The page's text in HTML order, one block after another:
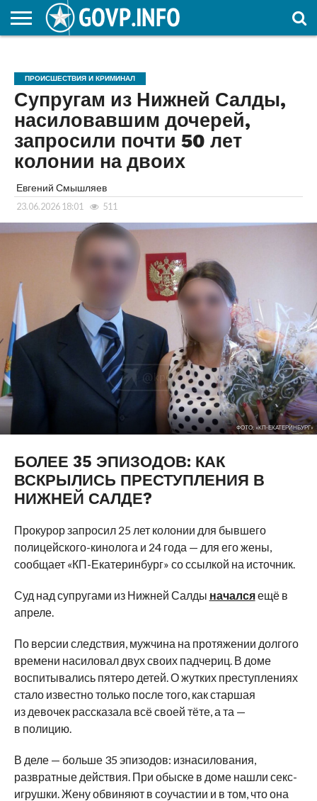
ОБРАЗОВАНИЕ
ПРОИСШЕСТВИЯ И КРИМИНАЛ
Супругам из Нижней Салды,
насиловавшим дочерей,
запросили почти 50 лет
колонии на двоих
Евгений Смышляев
23.06.2026 18:01 511
ФОТО: «КП-ЕКАТЕРИНБУРГ»
БОЛЕЕ 35 ЭПИЗОДОВ: КАК
ВСКРЫЛИСЬ ПРЕСТУПЛЕНИЯ В
НИЖНЕЙ САЛДЕ?
Прокурор запросил 25 лет колонии для бывшего
полицейского-кинолога и 24 года — для его жены,
сообщает «КП-Екатеринбург» со ссылкой на источник.
Суд над супругами из Нижней Салды началсяещё в
апреле.
По версии следствия, мужчина на протяжении долгого
времени насиловал двух своих падчериц. В доме
воспитывались пятеро детей. О жутких преступлениях
стало известно только после того, как старшая
из девочек рассказала всё своей тёте, а та —
в полицию.
В деле — больше 35 эпизодов: изнасилования,
развратные действия. При обыске в доме нашли секс-
игрушки. Жену обвиняют в соучастии и в том, что она